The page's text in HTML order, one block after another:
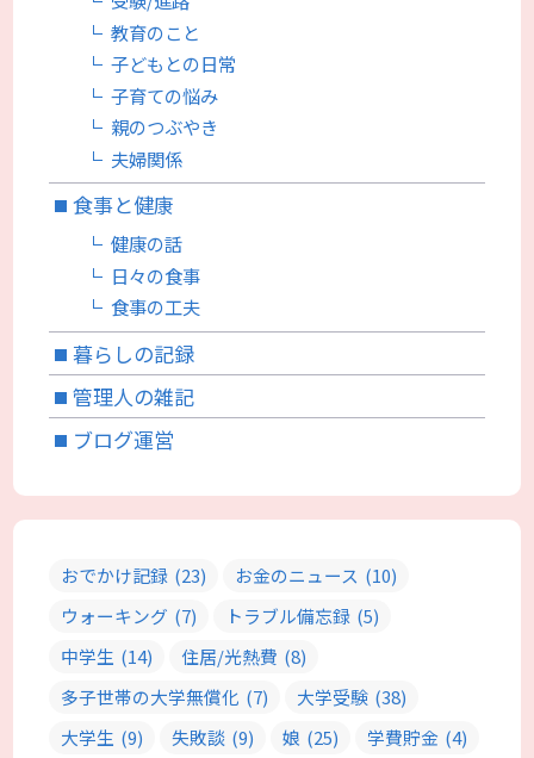
教育のこと
子どもとの日常
子育ての悩み
親のつぶやき
夫婦関係
食事と健康
健康の話
日々の食事
食事の工夫
暮らしの記録
管理人の雑記
ブログ運営
おでかけ記録 (23) お金のニュース (10)
ウォーキング (7) トラブル備忘録 (5)
中学生 (14) 住居/光熱費 (8)
多子世帯の大学無償化 (7) 大学受験 (38)
大学生 (9) 失敗談 (9) 娘 (25) 学費貯金 (4)